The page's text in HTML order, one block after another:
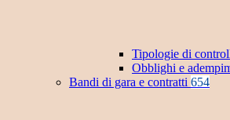
Tipologie di
Obblighi e
Bandi di gara e contratti 654